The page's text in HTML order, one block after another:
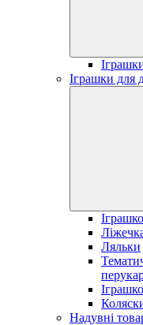
Іграшки для
Ляльки
Надувні